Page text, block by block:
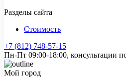
Разделы сайта
Стоимость
+7 (812) 748-57-15
Пн-Пт 09:00-18:00, консультации
Мой город